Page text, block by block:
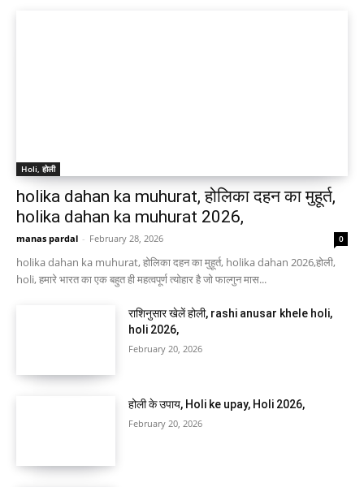
Holi, होली
holika dahan ka muhurat, होलिका दहन का मुहूर्त,
holika dahan ka muhurat 2026,
manas pardal - February 28, 2026 0
holika dahan ka muhurat, होलिका दहन का मुहूर्त, holika dahan 2026,होली,
holi, हमारे भारत का एक बहुत ही महत्वपूर्ण त्योहार है जो फाल्गुन मास...
राशिनुसार खेलें होली, rashi anusar khele holi,
holi 2026,
February 20, 2026
होली के उपाय, Holi ke upay, Holi 2026,
February 20, 2026